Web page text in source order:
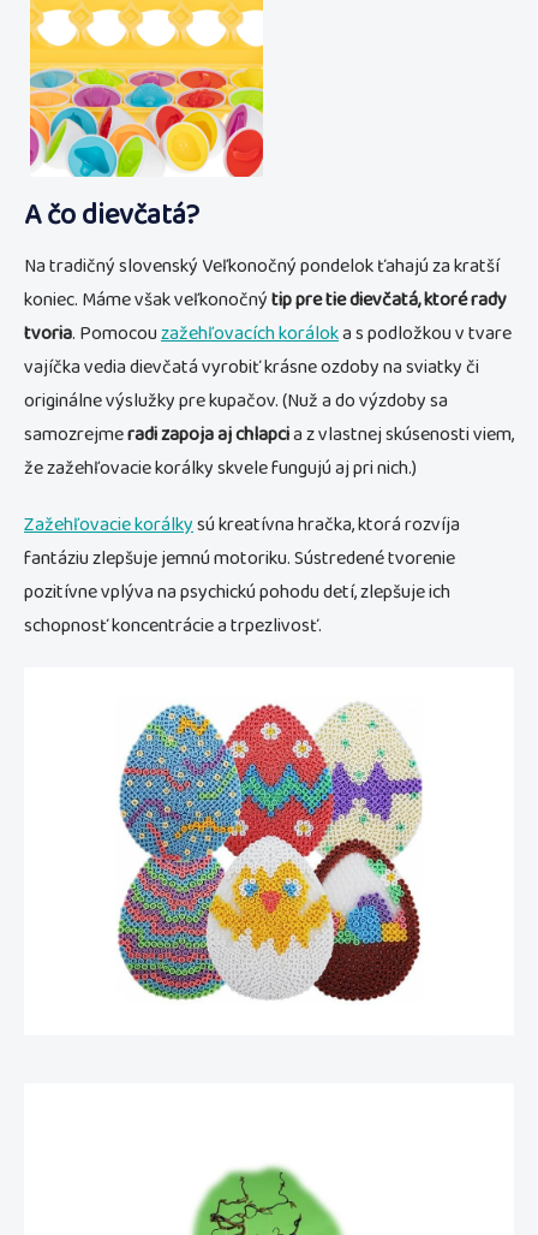
A čo dievčatá?
Na tradičný slovenský Veľkonočný pondelok ťahajú za kratší
koniec. Máme však veľkonočnýtip pre tie dievčatá, ktoré rady
tvoria. Pomocouzažehľovacích koráloka s podložkou v tvare
vajíčka vedia dievčatá vyrobiť krásne ozdoby na sviatky či
originálne výslužky pre kupačov. (Nuž a do výzdoby sa
samozrejmeradi zapoja aj chlapcia z vlastnej skúsenosti viem,
že zažehľovacie korálky skvele fungujú aj pri nich.)
Zažehľovacie korálkysú kreatívna hračka, ktorá rozvíja
fantáziu zlepšuje jemnú motoriku. Sústredené tvorenie
pozitívne vplýva na psychickú pohodu detí, zlepšuje ich
schopnosť koncentrácie a trpezlivosť.